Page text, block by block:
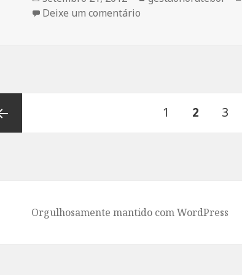
em
Deixe um comentário
Página
1 PÁGINA
2 3
Orgulhosamente mantido com WordPress